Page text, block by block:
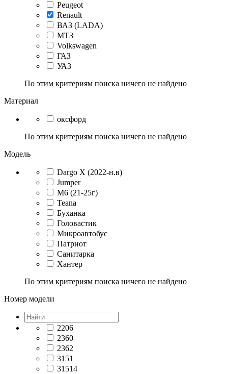
Peugeot
Renault
ВАЗ (LADA)
МТЗ
Volkswagen
ГАЗ
УАЗ
По этим критериям поиска ничего не найдено
Материал
оксфорд
По этим критериям поиска ничего не найдено
Модель
Dargo X (2022-н.в)
Jumper
M6 (21-25г)
Teana
Буханка
Головастик
Микроавтобус
Патриот
Санитарка
Хантер
По этим критериям поиска ничего не найдено
Номер модели
2206
2360
2362
3151
31514